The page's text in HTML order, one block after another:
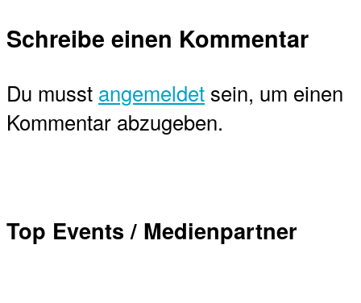
Schreibe einen Kommentar
Du musst angemeldet sein, um einen
Kommentar abzugeben.
Top Events / Medienpartner